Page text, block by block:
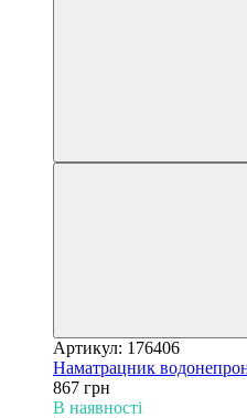
Артикул: 176406
Наматрацник
867 грн
В наявності